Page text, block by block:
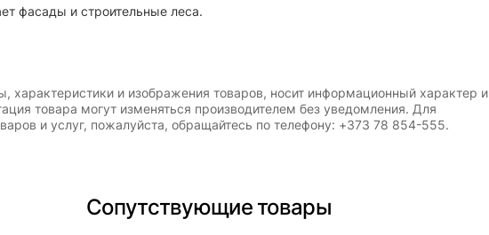
фасады и строительные леса.
и изображения товаров, носит информационный характер и
товара могут изменяться производителем без уведомления. Для
и услуг, пожалуйста, обращайтесь по телефону: +373 78 854-555.
Сопутствующие товары